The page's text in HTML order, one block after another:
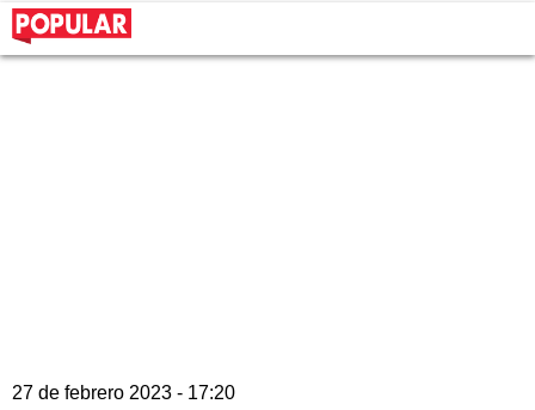
27 de febrero 2023 - 17:20